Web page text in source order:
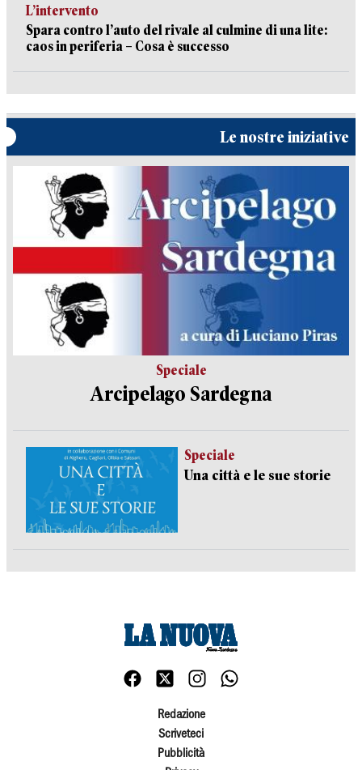
L’intervento
Spara contro l’auto del rivale al culmine di una lite:
caos in periferia – Cosa è successo
Le nostre iniziative
Speciale
Arcipelago Sardegna
Speciale
Una città e le sue storie
Redazione
Scriveteci
Pubblicità